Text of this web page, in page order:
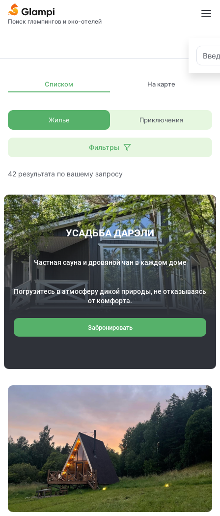
Поиск глэмпингов и эко-отелей
Списком На карте
Жилье Приключения
Фильтры
42 результата по вашему запросу
УСАДЬБА ДАРЭЛИ
Частная сауна и дровяной чан в каждом доме
Погрузитесь в атмосферу дикой природы, не отказываясь
от комфорта.
Забронировать